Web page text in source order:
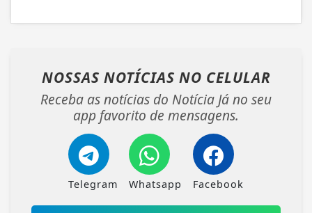
NOSSAS NOTÍCIAS NO CELULAR
Receba as notícias do Notícia Já no seu
app favorito de mensagens.
Telegram Whatsapp Facebook